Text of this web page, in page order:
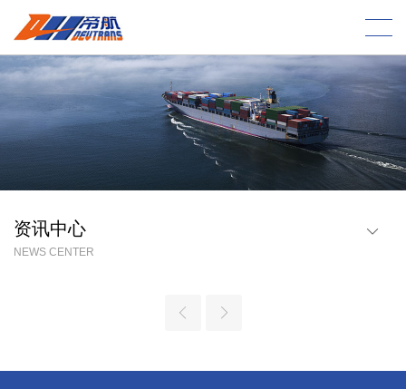
资讯中心
NEWS CENTER
帝航(义乌)
帝航(南昌)